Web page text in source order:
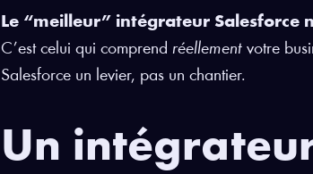
Le “meilleur” intégrateur Salesforce
C’est celui qui comprend réellementvotre
Salesforce un levier, pas un chantier.
Un